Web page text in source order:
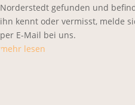
Norderstedt gefunden und
ihn kennt oder vermisst, melde
per E-Mail bei uns.
mehr lesen